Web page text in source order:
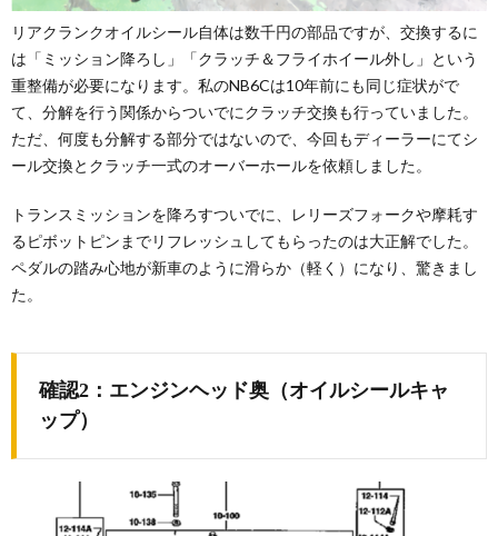
リアクランクオイルシール自体は数千円の部品ですが、交換するに
は「ミッション降ろし」「クラッチ＆フライホイール外し」という
重整備が必要になります。私のNB6Cは10年前にも同じ症状がで
て、分解を行う関係からついでにクラッチ交換も行っていました。
ただ、何度も分解する部分ではないので、今回もディーラーにてシ
ール交換とクラッチ一式のオーバーホールを依頼しました。
トランスミッションを降ろすついでに、レリーズフォークや摩耗す
るピボットピンまでリフレッシュしてもらったのは大正解でした。
ペダルの踏み心地が新車のように滑らか（軽く）になり、驚きまし
た。
確認2：エンジンヘッド奥（オイルシールキャ
ップ）